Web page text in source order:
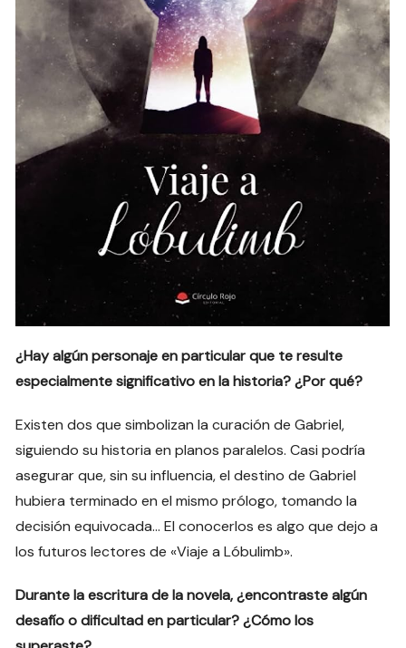
¿Hay algún personaje en particular que te resulte
especialmente significativo en la historia? ¿Por qué?
Existen dos que simbolizan la curación de Gabriel,
siguiendo su historia en planos paralelos. Casi podría
asegurar que, sin su influencia, el destino de Gabriel
hubiera terminado en el mismo prólogo, tomando la
decisión equivocada… El conocerlos es algo que dejo a
los futuros lectores de «Viaje a Lóbulimb».
Durante la escritura de la novela, ¿encontraste algún
desafío o dificultad en particular? ¿Cómo los